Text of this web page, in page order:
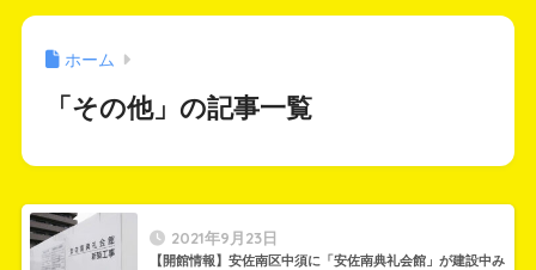
ホーム
「その他」の記事一覧
2021年9月23日
【開館情報】安佐南区中須に「安佐南典礼会館」が建設中み